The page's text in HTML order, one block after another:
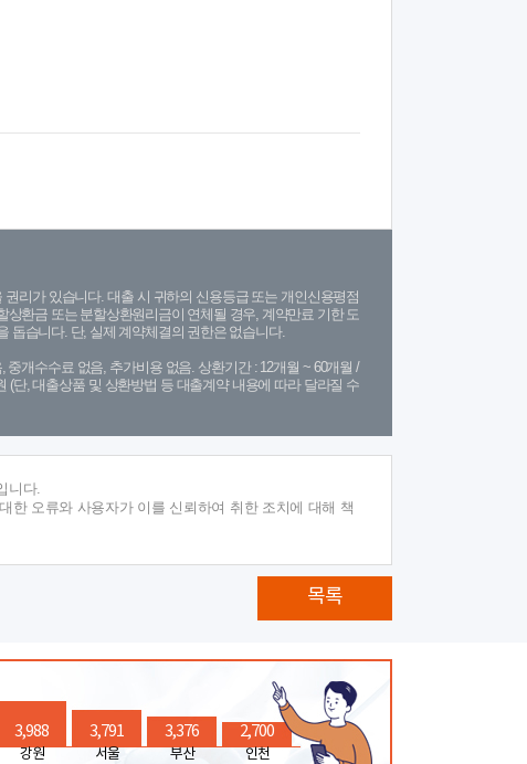
리가 있습니다. 대출 시 귀하의 신용등급 또는 개인신용평점
상환금 또는 분할상환원리금이 연체될 경우, 계약만료 기한 도
돕습니다. 단, 실제 계약체결의 권한은 없습니다.
개수수료 없음, 추가비용 없음. 상환기간 : 12개월 ~ 60개월 /
(단, 대출상품 및 상환방법 등 대출계약 내용에 따라 달라질 수
니다.
한 오류와 사용자가 이를 신뢰하여 취한 조치에 대해 책
목록
3,988
강원
3,791
서울
3,376
부산
2,700
인천